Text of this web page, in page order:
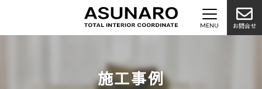
お問合せ
施工事例